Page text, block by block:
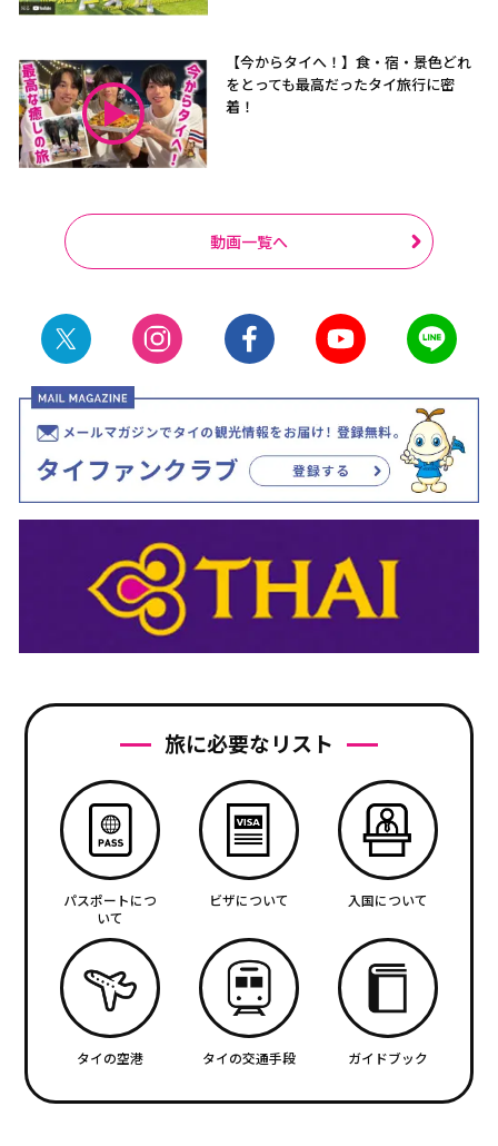
【今からタイへ！】食・宿・景色どれ
をとっても最高だったタイ旅行に密
着！
動画一覧へ
旅に必要なリスト
パスポートにつ
いて
ビザについて 入国について
タイの空港 タイの交通手段 ガイドブック